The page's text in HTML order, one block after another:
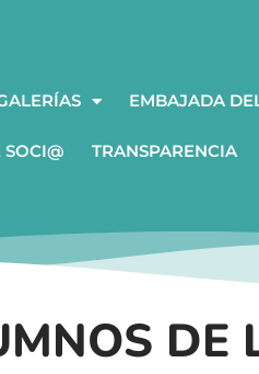
EMBAJADA
SOCI@ TRANSPARENCIA
DE